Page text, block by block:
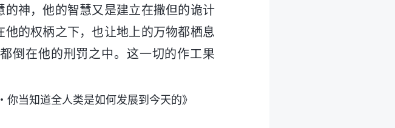
神，他的智慧又是建立在撒但的诡计
的权柄之下，也让地上的万物都栖息
倒在他的刑罚之中。这一切的作工果
当知道全人类是如何发展到今天的》